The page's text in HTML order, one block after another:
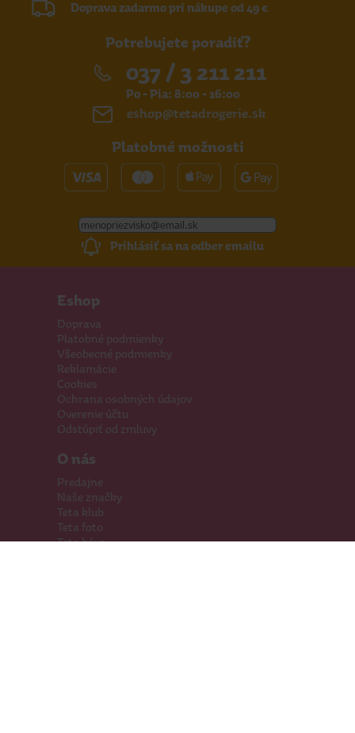
Doprava zadarmo pri nákupe od 49 €
Potrebujete poradiť?
037 / 3 211 211
Po - Pia: 8:00 - 16:00
eshop@tetadrogerie.sk
Platobné možnosti
Prihlásiť sa na odber emailu
Eshop
Doprava
Platobné podmienky
Všeobecné podmienky
Reklamácie
Cookies
Ochrana osobných údajov
Overenie účtu
Odstúpiť od zmluvy
O nás
Predajne
Naše značky
Teta klub
Teta foto
Teta káva